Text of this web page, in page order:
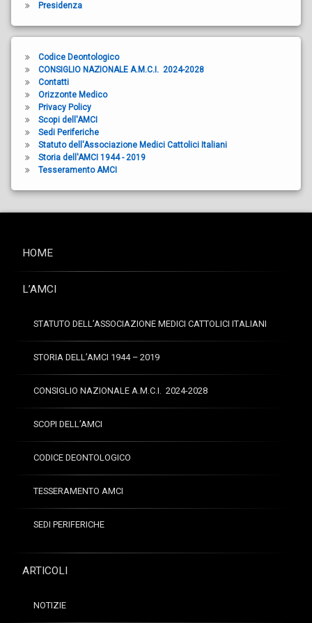
Presidenza
Codice Deontologico
CONSIGLIO NAZIONALE A.M.C.I. 2024-2028
Contatti
Orizzonte Medico
Privacy Policy
Scopi dell'AMCI
Sedi Periferiche
Statuto dell'Associazione Medici Cattolici Italiani
Storia dell'AMCI 1944 - 2019
Tesseramento AMCI
HOME
L’AMCI
STATUTO DELL’ASSOCIAZIONE MEDICI CATTOLICI ITALIANI
STORIA DELL’AMCI 1944 – 2019
CONSIGLIO NAZIONALE A.M.C.I. 2024-2028
SCOPI DELL’AMCI
CODICE DEONTOLOGICO
TESSERAMENTO AMCI
SEDI PERIFERICHE
ARTICOLI
NOTIZIE